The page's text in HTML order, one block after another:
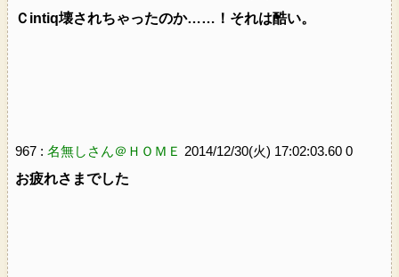
Ｃintiq壊されちゃったのか……！それは酷い。
967 : 名無しさん＠ＨＯＭＥ 2014/12/30(火) 17:02:03.60 0
お疲れさまでした